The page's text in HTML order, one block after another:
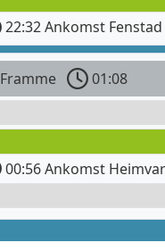
22:32 Ankomst
Framme
01:08
00:56 Ankomst